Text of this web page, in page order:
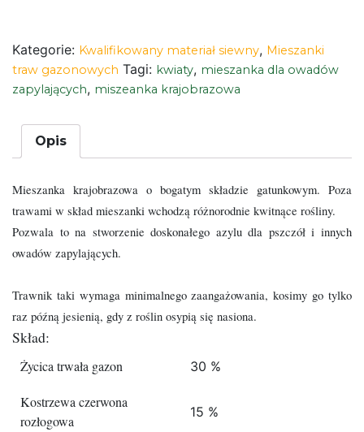
Kategorie: Kwalifikowany materiał siewny, Mieszanki
traw gazonowych Tagi: kwiaty, mieszanka dla owadów
zapylających, miszeanka krajobrazowa
Opis
Mieszanka krajobrazowa o bogatym składzie gatunkowym. Poza
trawami w skład mieszanki wchodzą różnorodnie kwitnące rośliny.
Pozwala to na stworzenie doskonałego azylu dla pszczół i innych
owadów zapylających.
Trawnik taki wymaga minimalnego zaangażowania, kosimy go tylko
raz późną jesienią, gdy z roślin osypią się nasiona.
Skład:
Życica trwała gazon 30 %
Kostrzewa czerwona
rozłogowa
15 %